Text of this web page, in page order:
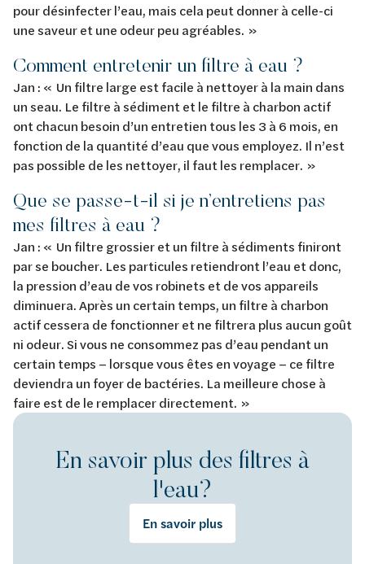
pour désinfecter l’eau, mais cela peut donner à celle-ci
une saveur et une odeur peu agréables. »
Comment entretenir un filtre à eau ?
Jan : « Un filtre large est facile à nettoyer à la main dans
un seau. Le filtre à sédiment et le filtre à charbon actif
ont chacun besoin d’un entretien tous les 3 à 6 mois, en
fonction de la quantité d’eau que vous employez. Il n’est
pas possible de les nettoyer, il faut les remplacer. »
Que se passe-t-il si je n’entretiens pas
mes filtres à eau ?
Jan : « Un filtre grossier et un filtre à sédiments finiront
par se boucher. Les particules retiendront l’eau et donc,
la pression d’eau de vos robinets et de vos appareils
diminuera. Après un certain temps, un filtre à charbon
actif cessera de fonctionner et ne filtrera plus aucun goût
ni odeur. Si vous ne consommez pas d’eau pendant un
certain temps – lorsque vous êtes en voyage – ce filtre
deviendra un foyer de bactéries. La meilleure chose à
faire est de le remplacer directement. »
En savoir plus des filtres à
l'eau?
En savoir plus